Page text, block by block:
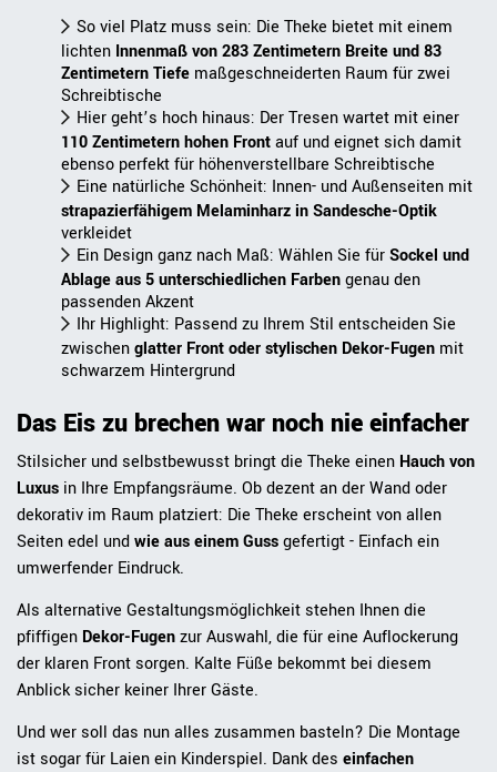
So viel Platz muss sein: Die Theke bietet mit einem
lichten Innenmaß von 283 Zentimetern Breite und 83
Zentimetern Tiefe maßgeschneiderten Raum für zwei
Schreibtische
Hier geht’s hoch hinaus: Der Tresen wartet mit einer
110 Zentimetern hohen Frontauf und eignet sich damit
ebenso perfekt für höhenverstellbare Schreibtische
Eine natürliche Schönheit: Innen- und Außenseiten mit
strapazierfähigem Melaminharz in Sandesche-Optik
verkleidet
Ein Design ganz nach Maß: Wählen Sie fürSockel und
Ablage aus 5 unterschiedlichen Farbengenau den
passenden Akzent
Ihr Highlight: Passend zu Ihrem Stil entscheiden Sie
zwischenglatter Front oder stylischen Dekor-Fugen mit
schwarzem Hintergrund
Das Eis zu brechen war noch nie einfacher
Stilsicher und selbstbewusst bringt die Theke einen Hauch von
Luxus in Ihre Empfangsräume. Ob dezent an der Wand oder
dekorativ im Raum platziert: Die Theke erscheint von allen
Seiten edel undwie aus einem Gussgefertigt - Einfach ein
umwerfender Eindruck.
Als alternative Gestaltungsmöglichkeit stehen Ihnen die
pfiffigen Dekor-Fugenzur Auswahl, die für eine Auflockerung
der klaren Front sorgen. Kalte Füße bekommt bei diesem
Anblick sicher keiner Ihrer Gäste.
Und wer soll das nun alles zusammen basteln? Die Montage
ist sogar für Laien ein Kinderspiel. Dank des einfachen